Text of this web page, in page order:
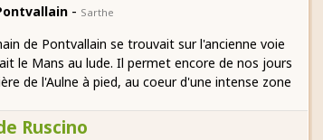
- Sarthe
de Pontvallain se trouvait sur l'ancienne voie
le Mans au lude. Il permet encore de nos jours
de l'Aulne à pied, au coeur d'une intense zone
Ruscino